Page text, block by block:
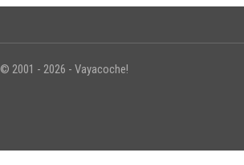
© 2001 - 2026 - Vayacoche!